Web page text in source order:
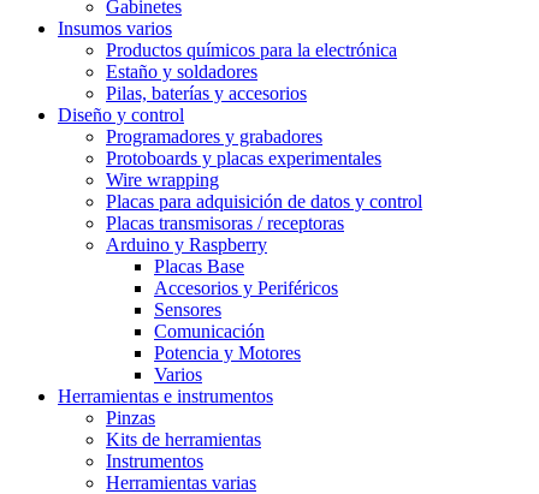
Gabinetes
Insumos varios
Productos químicos para la electrónica
Estaño y soldadores
Pilas, baterías y accesorios
Diseño y control
Programadores y grabadores
Protoboards y placas experimentales
Wire wrapping
Placas para adquisición de datos y control
Placas transmisoras / receptoras
Arduino y Raspberry
Placas Base
Accesorios y Periféricos
Sensores
Comunicación
Potencia y Motores
Varios
Herramientas e instrumentos
Pinzas
Kits de herramientas
Instrumentos
Herramientas varias